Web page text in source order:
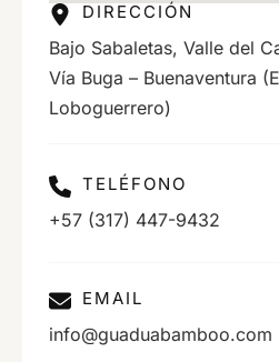
DIRECCIÓN
Bajo Sabaletas, Valle del
Vía Buga – Buenaventura
Loboguerrero)
TELÉFONO
+57 (317) 447-9432
EMAIL
info@guaduabamboo.com